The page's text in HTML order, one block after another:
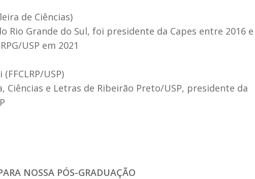
de Ciências)
Grande do Sul, foi presidente da Capes entre 2016 e
USP em 2021
USP)
e Letras de Ribeirão Preto/USP, presidente da
NOSSA PÓS-GRADUAÇÃO